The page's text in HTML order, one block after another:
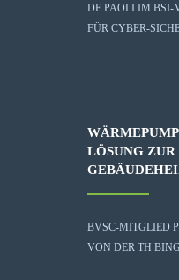
DE PAOLI IM
FÜR CYBER-
LÖSUNG
BVSC-MITGLIED
VON DER TH